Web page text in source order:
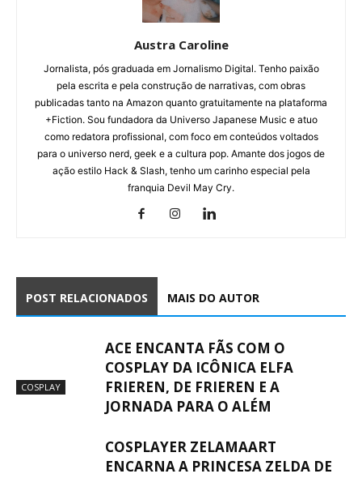
Austra Caroline
Jornalista, pós graduada em Jornalismo Digital. Tenho paixão
pela escrita e pela construção de narrativas, com obras
publicadas tanto na Amazon quanto gratuitamente na plataforma
+Fiction. Sou fundadora da Universo Japanese Music e atuo
como redatora profissional, com foco em conteúdos voltados
para o universo nerd, geek e a cultura pop. Amante dos jogos de
ação estilo Hack & Slash, tenho um carinho especial pela
franquia Devil May Cry.
POST RELACIONADOS MAIS DO AUTOR
COSPLAY
ACE ENCANTA FÃS COM O
COSPLAY DA ICÔNICA ELFA
FRIEREN, DE FRIEREN E A
JORNADA PARA O ALÉM
COSPLAYER ZELAMAART
ENCARNA A PRINCESA ZELDA DE